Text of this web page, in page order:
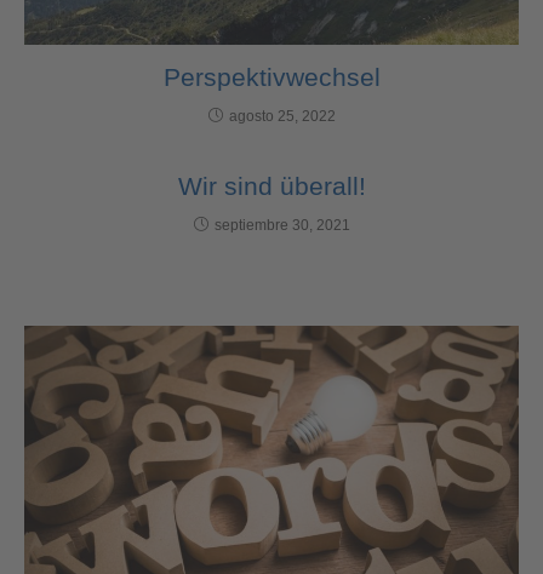
Perspektivwechsel
agosto 25, 2022
Wir sind überall!
septiembre 30, 2021